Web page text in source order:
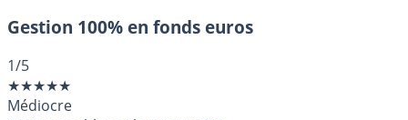
Gestion 100% en fonds euros
1/5
★★★★★
Médiocre